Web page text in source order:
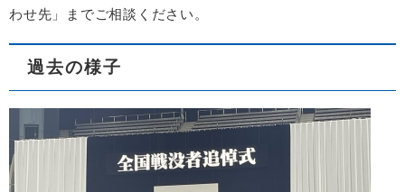
わせ先」までご相談ください。
過去の様子